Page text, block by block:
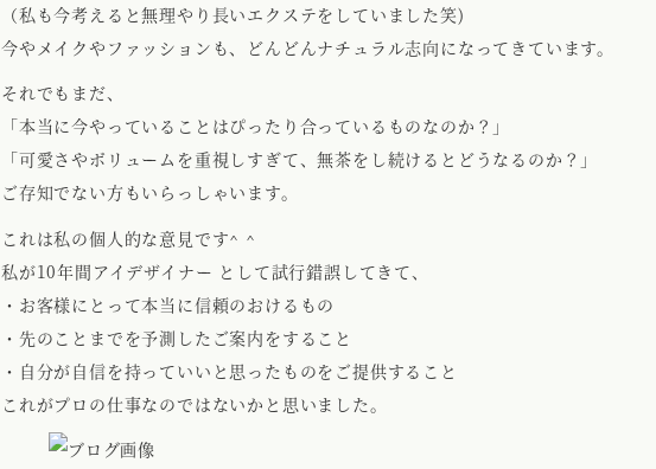
（私も今考えると無理やり長いエクステをしていました笑)
今やメイクやファッションも、どんどんナチュラル志向になってきています。
それでもまだ、
「本当に今やっていることはぴったり合っているものなのか？」
「可愛さやボリュームを重視しすぎて、無茶をし続けるとどうなるのか？」
ご存知でない方もいらっしゃいます。
これは私の個人的な意見です^ ^
私が10年間アイデザイナー として試行錯誤してきて、
・お客様にとって本当に信頼のおけるもの
・先のことまでを予測したご案内をすること
・自分が自信を持っていいと思ったものをご提供すること
これがプロの仕事なのではないかと思いました。